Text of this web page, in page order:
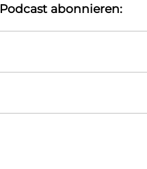
Podcast abonnieren: